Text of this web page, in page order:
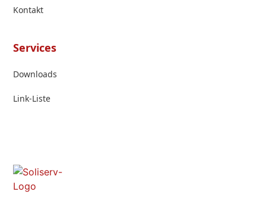
Services
Downloads
Link-Liste
Kontakt